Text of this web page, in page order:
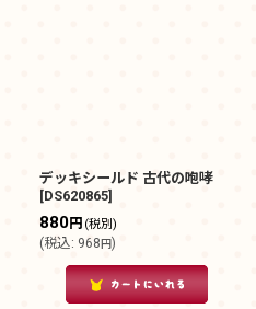
デッキシールド 古代の咆哮
[DS620865]
880円 (税別)
(税込: 968円)